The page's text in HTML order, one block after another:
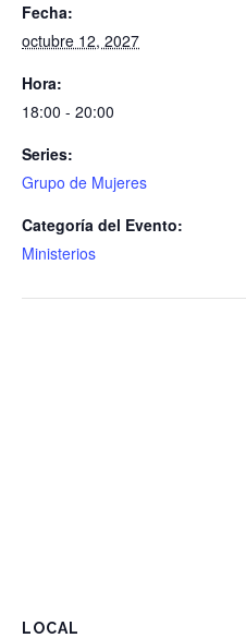
Fecha:
octubre 12, 2027
Hora:
18:00 - 20:00
Series:
Grupo de Mujeres
Categoría del Evento:
Ministerios
LOCAL